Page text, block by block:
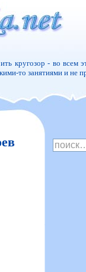
кругозор - во всем
то занятиями и не